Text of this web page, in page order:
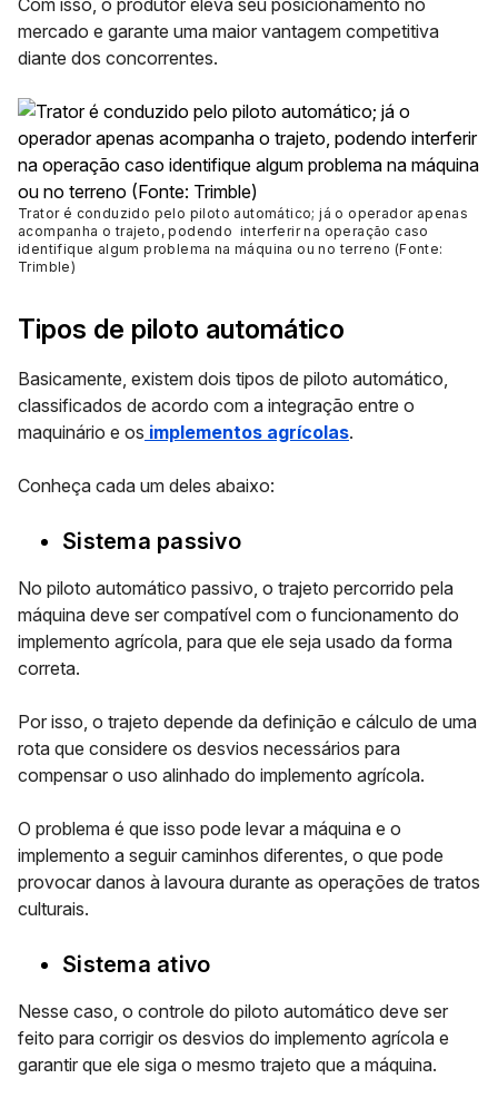
Com isso, o produtor eleva seu posicionamento no
mercado e garante uma maior vantagem competitiva
diante dos concorrentes.
Trator é conduzido pelo piloto automático; já o operador apenas
acompanha o trajeto, podendo interferir na operação caso
identifique algum problema na máquina ou no terreno (Fonte:
Trimble)
Tipos de piloto automático
Basicamente, existem dois tipos de piloto automático,
classificados de acordo com a integração entre o
maquinário e os implementos agrícolas.
Conheça cada um deles abaixo:
Sistema passivo
No piloto automático passivo, o trajeto percorrido pela
máquina deve ser compatível com o funcionamento do
implemento agrícola, para que ele seja usado da forma
correta.
Por isso, o trajeto depende da definição e cálculo de uma
rota que considere os desvios necessários para
compensar o uso alinhado do implemento agrícola.
O problema é que isso pode levar a máquina e o
implemento a seguir caminhos diferentes, o que pode
provocar danos à lavoura durante as operações de tratos
culturais.
Sistema ativo
Nesse caso, o controle do piloto automático deve ser
feito para corrigir os desvios do implemento agrícola e
garantir que ele siga o mesmo trajeto que a máquina.